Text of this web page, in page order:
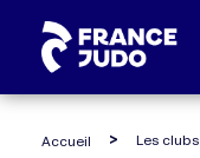
Accueil Les clubs